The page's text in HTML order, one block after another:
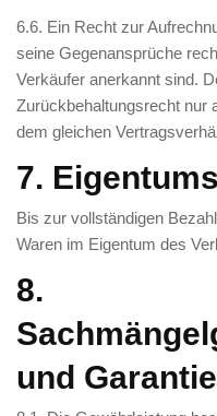
6.6. Ein Recht zur
seine Gegenansprüche
Verkäufer anerkannt sind.
Zurückbehaltungsrecht nur
dem gleichen
7.
Bis zur vollständigen
Waren im Eigentum des
8.
und Garantie